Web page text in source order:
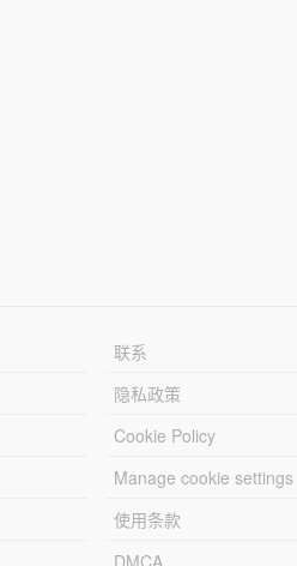
联系
隐私政策
Cookie Policy
Manage cookie settings
使用条款
DMCA